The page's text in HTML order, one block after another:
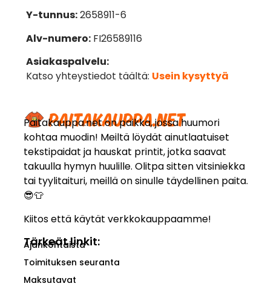
Paitakauppa.net on paikka, jossa huumori
kohtaa muodin! Meiltä löydät ainutlaatuiset
tekstipaidat ja hauskat printit, jotka saavat
takuulla hymyn huulille. Olitpa sitten vitsiniekka
tai tyylitaituri, meillä on sinulle täydellinen paita.
😎👕
Kiitos että käytät verkkokauppaamme!
Tärkeät linkit:
Ajankohtaista
Toimituksen seuranta
Maksutavat
Y-tunnus:2658911-6
Alv-numero:FI26589116
Asiakaspalvelu:
Katso yhteystiedot täältä: Usein kysyttyä